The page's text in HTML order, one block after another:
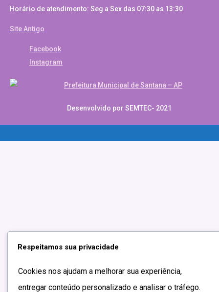
Horário de atendimento: Seg a Sex das 07:30 as 13:30
Site Antigo
Facebook
Instagram
Desenvolvido por SEMTEC- 2021
Respeitamos sua privacidade
Cookies nos ajudam a melhorar sua experiência,
entregar conteúdo personalizado e analisar o tráfego.